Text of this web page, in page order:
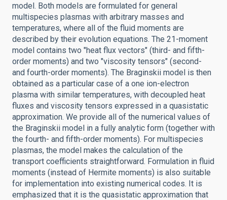
model. Both models are formulated for general
multispecies plasmas with arbitrary masses and
temperatures, where all of the fluid moments are
described by their evolution equations. The 21-moment
model contains two "heat flux vectors" (third- and fifth-
order moments) and two "viscosity tensors" (second-
and fourth-order moments). The Braginskii model is then
obtained as a particular case of a one ion-electron
plasma with similar temperatures, with decoupled heat
fluxes and viscosity tensors expressed in a quasistatic
approximation. We provide all of the numerical values of
the Braginskii model in a fully analytic form (together with
the fourth- and fifth-order moments). For multispecies
plasmas, the model makes the calculation of the
transport coefficients straightforward. Formulation in fluid
moments (instead of Hermite moments) is also suitable
for implementation into existing numerical codes. It is
emphasized that it is the quasistatic approximation that